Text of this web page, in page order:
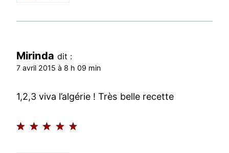
Mirinda dit :
7 avril 2015 à 8 h 09 min
1,2,3 viva l’algérie ! Très belle recette